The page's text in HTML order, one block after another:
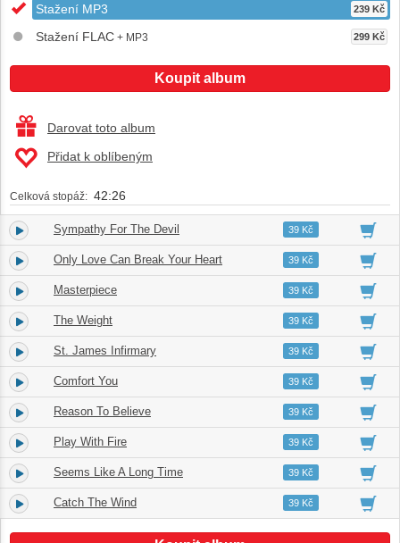
Stažení MP3 239 Kč
Stažení FLAC + MP3 299 Kč
Koupit album
Darovat toto album
Přidat k oblíbeným
Celková stopáž: 42:26
1. Sympathy For The Devil 06:2839 Kč
2. Only Love Can Break Your Heart 03:5439 Kč
3. Masterpiece 04:2839 Kč
4. The Weight 06:3239 Kč
5. St. James Infirmary 02:1939 Kč
6. Comfort You 03:1339 Kč
7. Reason To Believe 05:1839 Kč
8. Play With Fire 03:4439 Kč
9. Seems Like A Long Time 03:5439 Kč
10. Catch The Wind 02:3639 Kč